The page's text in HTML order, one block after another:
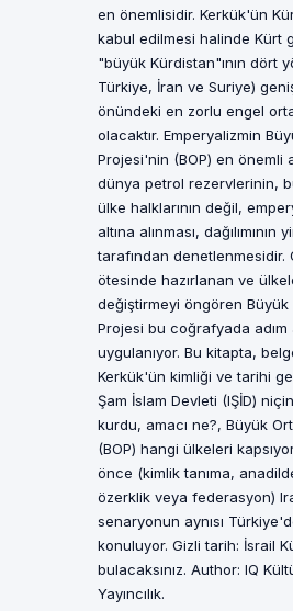
en önemlisidir. Kerkük'ün
kabul edilmesi halinde Kürt
"büyük Kürdistan"ının dört
Türkiye, İran ve Suriye)
önündeki en zorlu engel
olacaktır. Emperyalizmin
Projesi'nin (BOP) en önemli
dünya petrol rezervlerinin,
ülke halklarının değil,
altına alınması, dağılımının
tarafından denetlenmesidir.
ötesinde hazırlanan ve
değiştirmeyi öngören Büyük
Projesi bu coğrafyada adım
uygulanıyor. Bu kitapta,
Kerkük'ün kimliği ve tarihi
Şam İslam Devleti (IŞİD)
kurdu, amacı ne?, Büyük
(BOP) hangi ülkeleri
önce (kimlik tanıma,
özerklik veya federasyon)
senaryonun aynısı
konuluyor. Gizli tarih: İsrail
bulacaksınız. Author: IQ
Yayıncılık.